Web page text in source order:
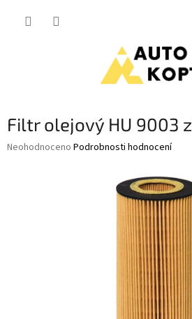
Filtr olejový HU 9003 z
Průměrné
Neohodnoceno Podrobnosti hodnocení